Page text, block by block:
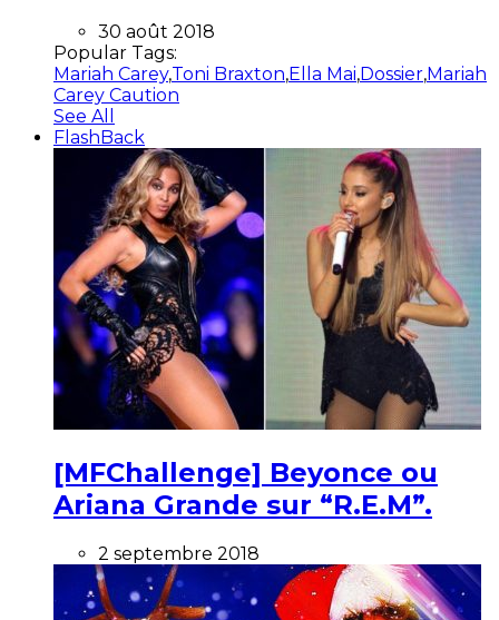
30 août 2018
Popular Tags:
Mariah Carey,Toni Braxton,Ella Mai,Dossier,Mariah
Carey Caution
See All
FlashBack
[MFChallenge] Beyonce ou
Ariana Grande sur “R.E.M”.
2 septembre 2018